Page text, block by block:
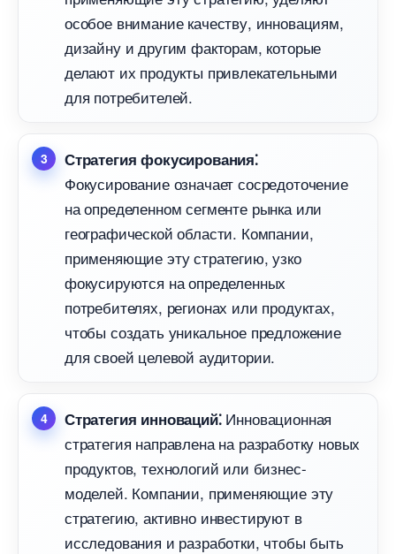
особое внимание качеству, инновациям,
дизайну и другим факторам, которые
делают их продукты привлекательными
для потребителей.
Стратегия фокусирования⁚
Фокусирование означает сосредоточение
на определенном сегменте рынка или
еографической области.​ Компании,
применяющие эту стратегию, узко
фокусируются на определенных
потребителях, регионах или продуктах,
чтобы создать уникальное предложение
для своей целевой аудитории.​
Стратегия инноваций⁚Инновационная
стратегия направлена на разработку новых
продуктов, технологий или бизнес-
моделей.​ Компании, применяющие эту
стратегию, активно инвестируют
исследования и разработки, чтобы быть